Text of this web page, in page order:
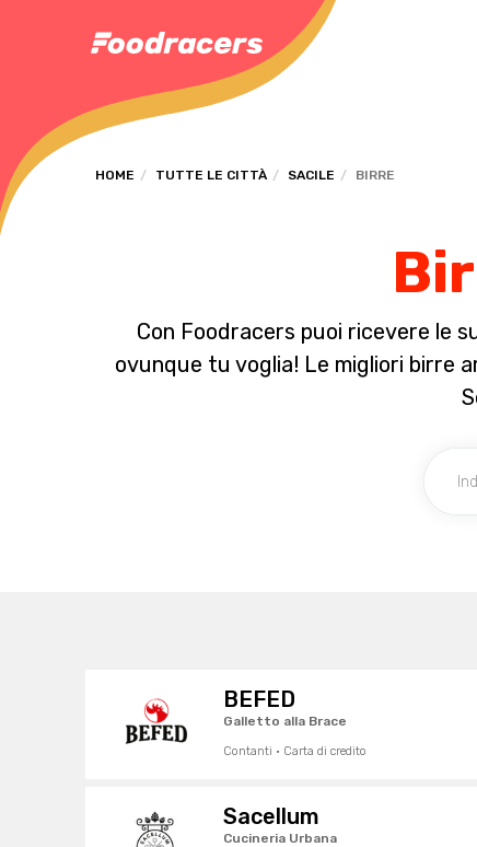
HOME TUTTE LE CITTÀ SACILE BIRRE
Con Foodracers puoi ricevere le
ovunque tu voglia! Le migliori birre
BEFED
Galletto alla Brace
Contanti · Carta di credito
Sacellum
Cucineria Urbana